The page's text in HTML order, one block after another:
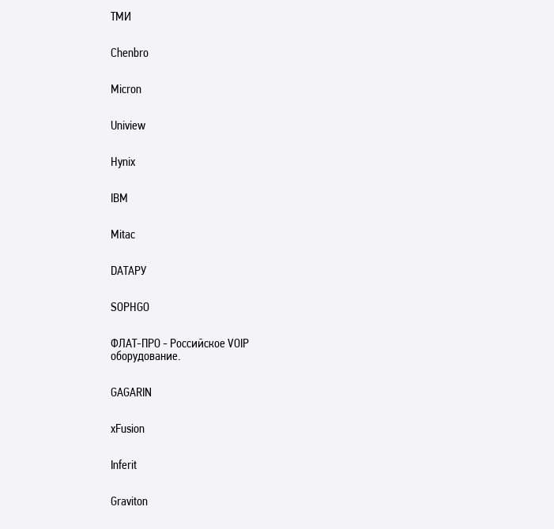
ТМИ
Chenbro
Micron
Uniview
Hynix
IBM
Mitac
DАТАРУ
SOPHGO
ФЛАТ-ПРО - Российское VOIP
оборудование.
GAGARIN
xFusion
Inferit
Graviton